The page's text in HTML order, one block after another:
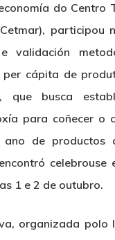
do Centro
participou
validación
per cápita de
que busca
para coñecer o
de productos
celebrouse
1 e 2 de outubro.
organizada polo